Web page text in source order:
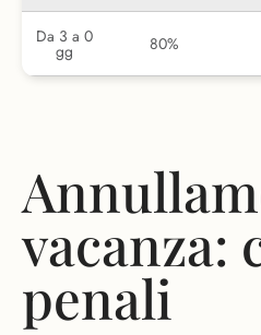
Da 3 a 0
gg 80%
vacanza:
penali